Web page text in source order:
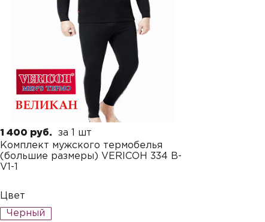
1 400 руб.
за 1 шт
Комплект мужского термобелья
(большие размеры) VERICOH 334 B-
V1-1
Цвет
Черный